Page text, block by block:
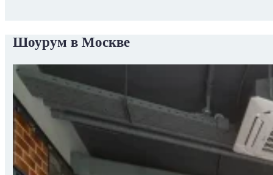
Шоурум в Москве